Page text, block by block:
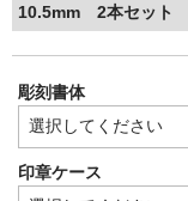
10.5mm 2本セット
彫刻書体
印章ケース